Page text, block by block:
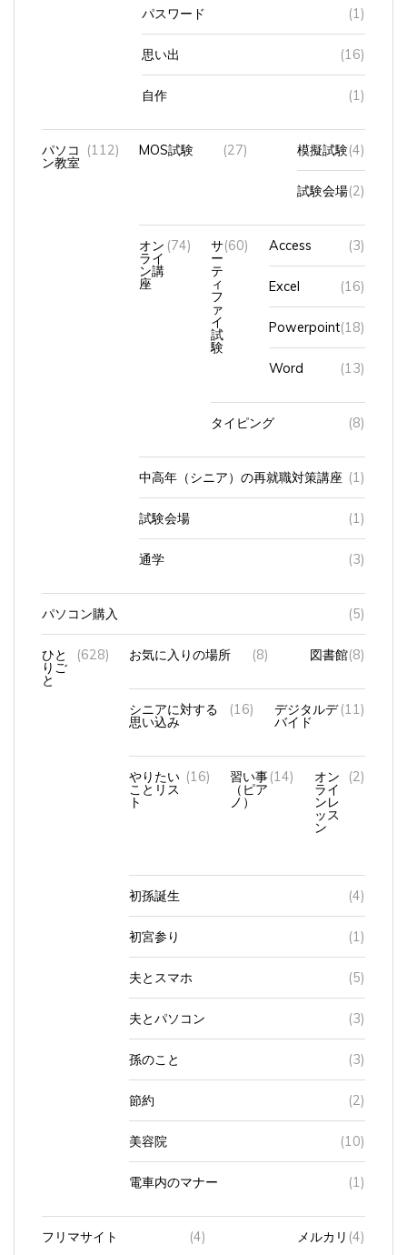
思い出 (16)
自作 (1)
パソコ (112) MOS試験 (27) 模擬試験(4)
試験会場(2)
オン
ン講
座
(74) サ
テ
ィ
フ
ァ
イ
試
験
(60) Access (3)
Excel (16)
Powerpoint(18)
Word (13)
タイピング (8)
中高年（シニア）の再就職対策講座 (1)
試験会場 (1)
通学 (3)
パソコン購入 (5)
ひと
と
(628) お気に入りの場所 (8) 図書館(8)
シニアに対する (16) デジタルデ(11)
やりたい
ト
(16) 習い事
（ピア
ノ）
(14) オン
ンレ
ッス
ン
(2)
初孫誕生 (4)
初宮参り (1)
夫とスマホ (5)
夫とパソコン (3)
孫のこと (3)
節約 (2)
美容院 (10)
電車内のマナー (1)
フリマサイト (4) メルカリ(4)